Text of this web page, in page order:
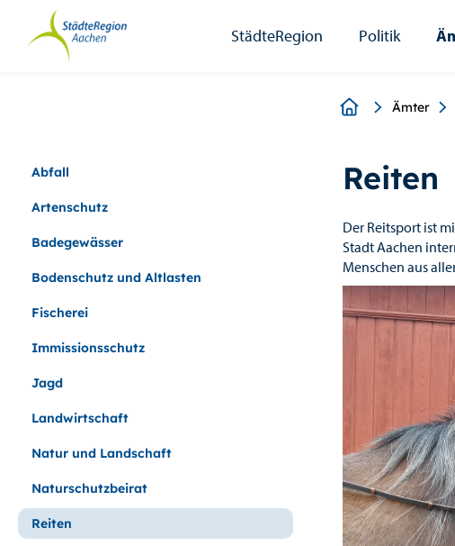
Seiteninhalt.
Hauptnavigation.
StädteRegion
StädteRegion Politik
Breadcrumb
Ämter
Abfall
Artenschutz
Badegewässer
Bodenschutz und Altlasten
Fischerei
Immissionsschutz
Jagd
Landwirtschaft
Natur und Landschaft
Naturschutzbeirat
Reiten
Reiten
Der Reitsport ist
Stadt Aachen
Menschen aus